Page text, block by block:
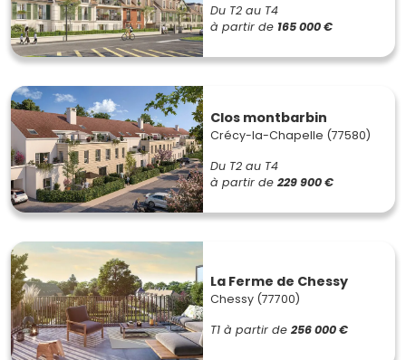
Du T2 au T4
à partir de 165 000 €
Clos montbarbin
Crécy-la-Chapelle (77580)
Du T2 au T4
à partir de 229 900 €
La Ferme de Chessy
Chessy (77700)
T1 à partir de 256 000 €